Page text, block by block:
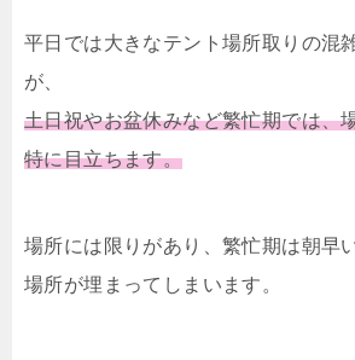
平日では大きなテント場所取りの混
が、
土日祝やお盆休みなど繁忙期では、
特に目立ちます。
場所には限りがあり、繁忙期は朝早
場所が埋まってしまいます。